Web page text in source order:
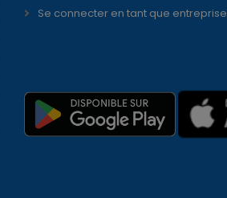
Se connecter en tant que entreprise